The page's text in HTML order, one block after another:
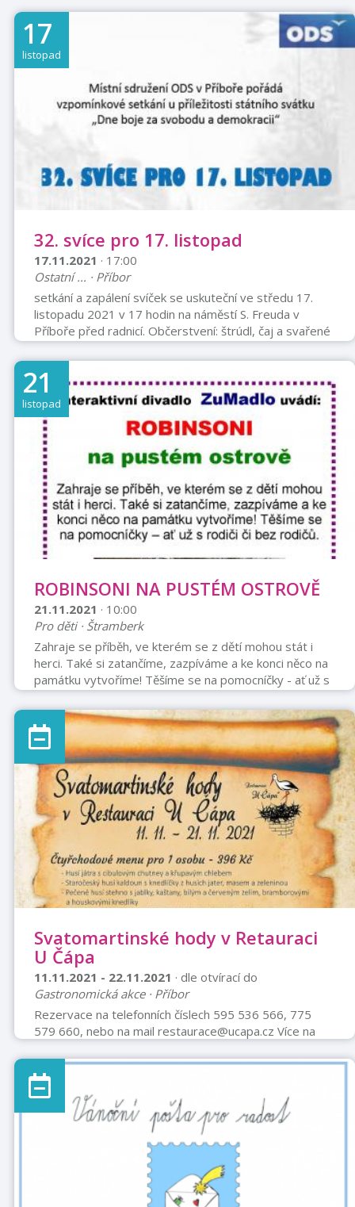
17
listopad
32. svíce pro 17. listopad
17.11.2021 · 17:00
Ostatní ... · Příbor
setkání a zapálení svíček se uskuteční ve středu 17.
listopadu 2021 v 17 hodin na náměstí S. Freuda v
Příboře před radnicí. Občerstvení: štrúdl, čaj a svařené
víno
21
listopad
ROBINSONI NA PUSTÉM OSTROVĚ
21.11.2021 · 10:00
Pro děti · Štramberk
Zahraje se příběh, ve kterém se z dětí mohou stát i
herci. Také si zatančíme, zazpíváme a ke konci něco na
památku vytvoříme! Těšíme se na pomocníčky - ať už s
rodiči, či bez rodičů. Vstupné: 30,- Kč na osobu V DDM
Štramberk
Svatomartinské hody v Retauraci
U Čápa
11.11.2021 - 22.11.2021 · dle otvírací do
Gastronomická akce · Příbor
Rezervace na telefonních číslech 595 536 566, 775
579 660, nebo na mail restaurace@ucapa.cz Více na